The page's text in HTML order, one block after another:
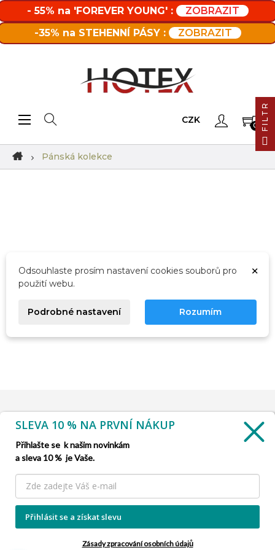
- 55% na 'FOREVER YOUNG' :
ZOBRAZIT
-35% na STEHENNÍ PÁSY :
ZOBRAZIT
Toggle navigation
☰ CZK
0
Pánská kolekce
INFORMACE 
SLUŽBA ZÁKAZNÍKŮM
NAŠE NABÍDKY
INFORMACE O FIRMĚ
×
Odsouhlaste prosím nastavení cookies souborů pro
použití webu.
Podrobné nastavení Rozumím
FILTR
SLEVA 10 % NA PRVNÍ NÁKUP
Přihlašte se k našim novinkám
a sleva 10 % je Vaše.
Přihlásit se a získat slevu
Zásady zpracování osobních údajů